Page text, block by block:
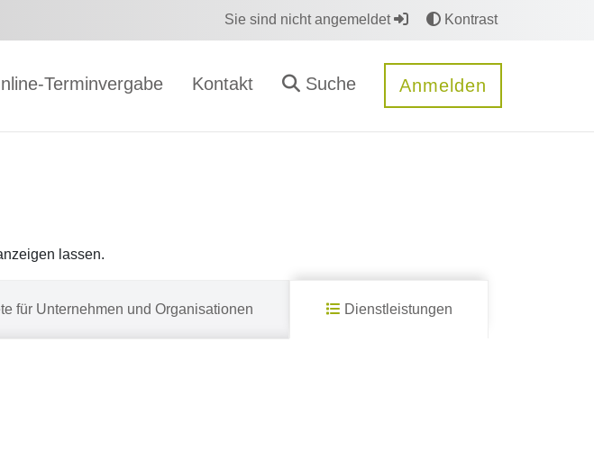
Sie sind nicht angemeldet Kontrast
Terminvergabe Kontakt Suche Anmelden
lassen.
für Unternehmen und Organisationen Dienstleistungen